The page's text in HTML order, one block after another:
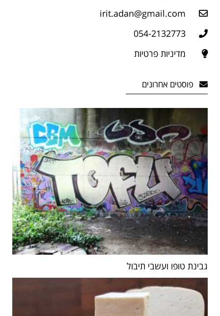
irit.adan@gmail.com
054-2132773
מדיניות פרטיות
פוסטים אחרונים
גבינת טופו ועשבי תיבול